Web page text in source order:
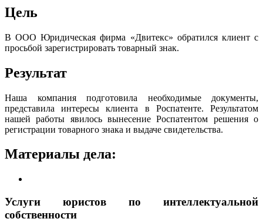
Цель
В ООО Юридическая фирма «Двитекс» обратился клиент с
просьбой зарегистрировать товарный знак.
Результат
Наша компания подготовила необходимые документы,
представила интересы клиента в Роспатенте. Результатом
нашей работы явилось вынесение Роспатентом решения о
регистрации товарного знака и выдаче свидетельства.
Материалы дела:
Услуги юристов по интеллектуальной
собственности